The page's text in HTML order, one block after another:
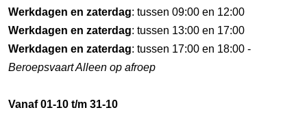
Werkdagen en zaterdag: tussen 09:00 en 12:00
Werkdagen en zaterdag: tussen 13:00 en 17:00
Werkdagen en zaterdag: tussen 17:00 en 18:00 -
Beroepsvaart Alleen op afroep
Vanaf 01-10 t/m 31-10